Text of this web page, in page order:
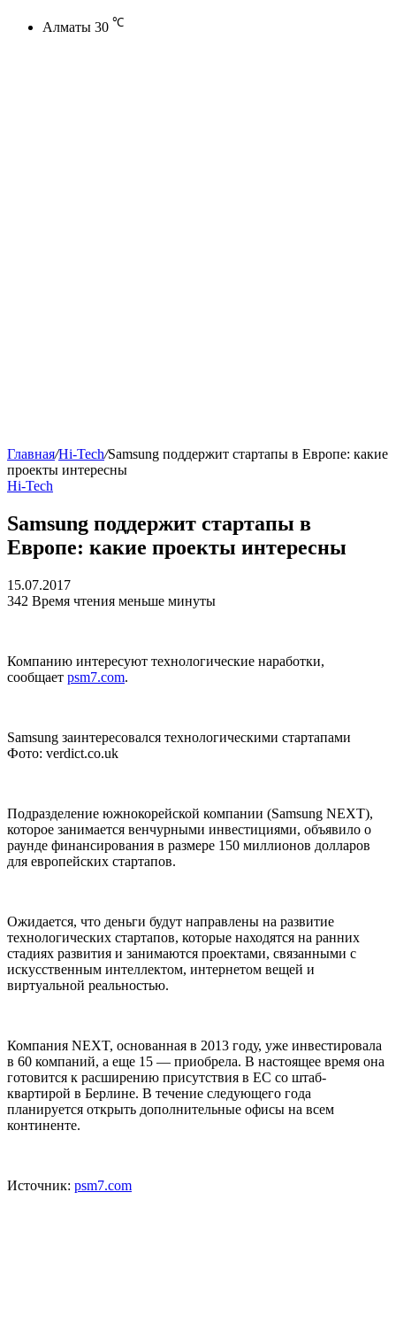
Алматы 30 ℃
Главная/Hi-Tech/Samsung поддержит стартапы в Европе: какие
проекты интересны
Hi-Tech
Samsung поддержит стартапы в
Европе: какие проекты интересны
15.07.2017
342 Время чтения меньше минуты
Компанию интересуют технологические наработки,
сообщает psm7.com.
Samsung заинтересовался технологическими стартапами
Фото: verdict.co.uk
Подразделение южнокорейской компании (Samsung NEXT),
которое занимается венчурными инвестициями, объявило о
раунде финансирования в размере 150 миллионов долларов
для европейских стартапов.
Ожидается, что деньги будут направлены на развитие
технологических стартапов, которые находятся на ранних
стадиях развития и занимаются проектами, связанными с
искусственным интеллектом, интернетом вещей и
виртуальной реальностью.
Компания NEXT, основанная в 2013 году, уже инвестировала
в 60 компаний, а еще 15 — приобрела. В настоящее время она
готовится к расширению присутствия в ЕС со штаб-
квартирой в Берлине. В течение следующего года
планируется открыть дополнительные офисы на всем
континенте.
Источник: psm7.com